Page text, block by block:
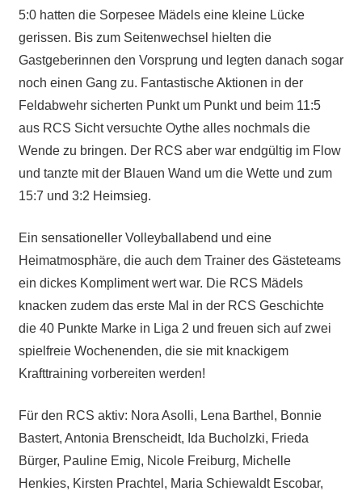
5:0 hatten die Sorpesee Mädels eine kleine Lücke
gerissen. Bis zum Seitenwechsel hielten die
Gastgeberinnen den Vorsprung und legten danach sogar
noch einen Gang zu. Fantastische Aktionen in der
Feldabwehr sicherten Punkt um Punkt und beim 11:5
aus RCS Sicht versuchte Oythe alles nochmals die
Wende zu bringen. Der RCS aber war endgültig im Flow
und tanzte mit der Blauen Wand um die Wette und zum
15:7 und 3:2 Heimsieg.
Ein sensationeller Volleyballabend und eine
Heimatmosphäre, die auch dem Trainer des Gästeteams
ein dickes Kompliment wert war. Die RCS Mädels
knacken zudem das erste Mal in der RCS Geschichte
die 40 Punkte Marke in Liga 2 und freuen sich auf zwei
spielfreie Wochenenden, die sie mit knackigem
Krafttraining vorbereiten werden!
Für den RCS aktiv: Nora Asolli, Lena Barthel, Bonnie
Bastert, Antonia Brenscheidt, Ida Bucholzki, Frieda
Bürger, Pauline Emig, Nicole Freiburg, Michelle
Henkies, Kirsten Prachtel, Maria Schiewaldt Escobar,